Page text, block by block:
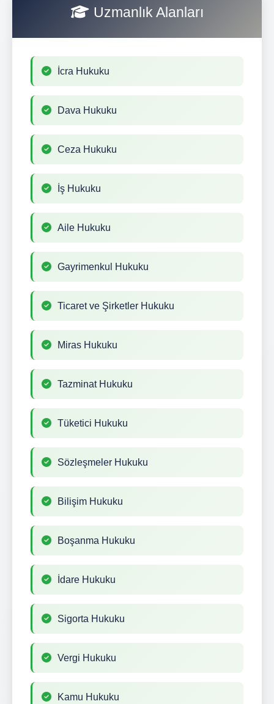
Uzmanlık Alanları
İcra Hukuku
Dava Hukuku
Ceza Hukuku
İş Hukuku
Aile Hukuku
Gayrimenkul Hukuku
Ticaret ve Şirketler Hukuku
Miras Hukuku
Tazminat Hukuku
Tüketici Hukuku
Sözleşmeler Hukuku
Bilişim Hukuku
Boşanma Hukuku
İdare Hukuku
Sigorta Hukuku
Vergi Hukuku
Kamu Hukuku